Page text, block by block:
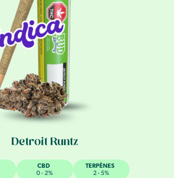
Detroit Runtz
CBD
0 - 2%
TERPÈNES
2 - 5%